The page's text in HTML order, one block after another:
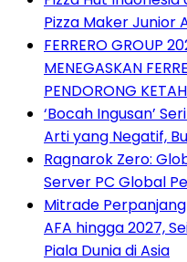
Pizza Maker Junior
FERRERO GROUP
MENEGASKAN
PENDORONG
‘Bocah Ingusan’
Arti yang Negatif,
Ragnarok Zero:
Server PC Global
Mitrade
AFA hingga 2027,
Piala Dunia di Asia